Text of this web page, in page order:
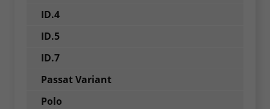
ID.4
ID.5
ID.7
Passat Variant
Polo